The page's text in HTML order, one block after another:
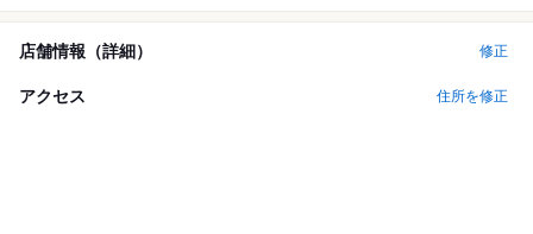
店舗情報（詳細） 修正
アクセス 住所を修正